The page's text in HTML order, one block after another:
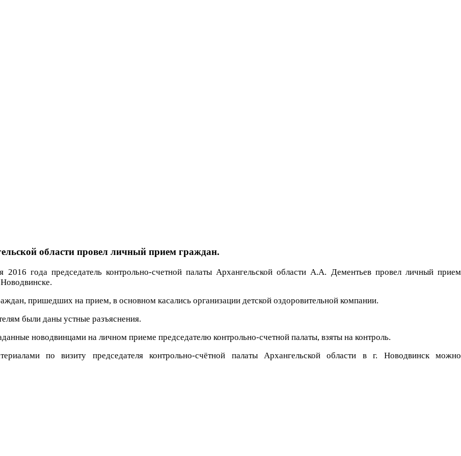
области провел личный прием граждан.
2016 года председатель контрольно-счетной палаты Архангельской области А.А. Дементьев провел личный прием
пришедших на прием, в основном касались организации детской оздоровительной компании.
были даны устные разъяснения.
новодвинцами на личном приеме председателю контрольно-счетной палаты, взяты на контроль.
по визиту председателя контрольно-счётной палаты Архангельской области в г. Новодвинск можно